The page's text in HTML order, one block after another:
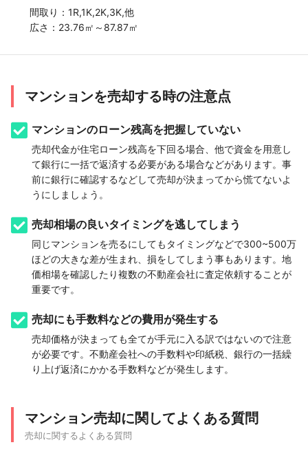
間取り： 1R,1K,2K,3K,他
広さ： 23.76㎡～87.87㎡
マンションを売却する時の注意点
マンションのローン残高を把握していない
売却代金が住宅ローン残高を下回る場合、他で資金を用意し
て銀行に一括で返済する必要がある場合などがあります。事
前に銀行に確認するなどして売却が決まってから慌てないよ
うにしましょう。
売却相場の良いタイミングを逃してしまう
同じマンションを売るにしてもタイミングなどで300~500万
ほどの大きな差が生まれ、損をしてしまう事もあります。地
価相場を確認したり複数の不動産会社に査定依頼することが
重要です。
売却にも手数料などの費用が発生する
売却価格が決まっても全てが手元に入る訳ではないので注意
が必要です。不動産会社への手数料や印紙税、銀行の一括繰
り上げ返済にかかる手数料などが発生します。
マンション売却に関してよくある質問
売却に関するよくある質問